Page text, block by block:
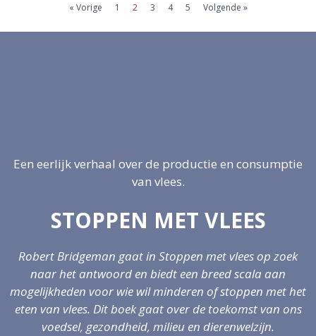
« Vorige 1 2 3 4 5 Volgende »
Een eerlijk verhaal over de productie en consumptie
van vlees.
STOPPEN MET VLEES
Robert Bridgeman gaat in Stoppen met vlees op zoek
naar het antwoord en biedt een breed scala aan
mogelijkheden voor wie wil minderen of stoppen met het
eten van vlees. Dit boek gaat over de toekomst van ons
voedsel, gezondheid, milieu en dierenwelzijn.